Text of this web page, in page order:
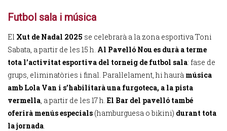
Futbol sala i música
El Xut de Nadal 2025 se celebrarà a la zona esportiva Toni
Sabata, a partir de les 15 h. Al Pavelló Nou es durà a terme
tota l’activitat esportiva del torneig de futbol sala: fase de
grups, eliminatòries i final. Paral·lelament, hi haurà música
amb Lola Van i s’habilitarà una furgoteca, a la pista
vermella, a partir de les 17 h. El Bar del pavelló també
oferirà menús especials (hamburguesa o bikini) durant tota
la jornada.